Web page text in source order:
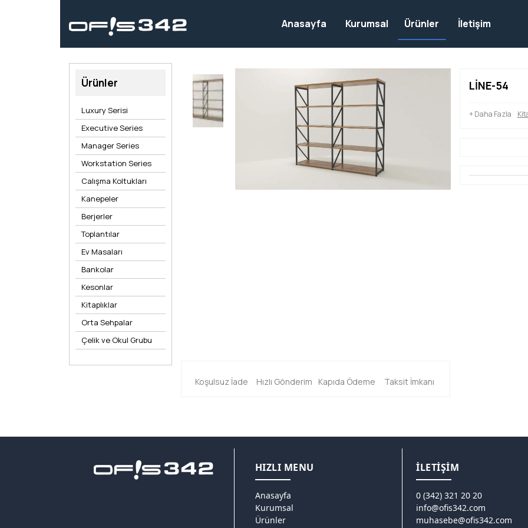
Ürünler
Luxury Serisi
Executive Series
Manager Series
Workstation Series
Calışma Koltukları
Kanepeler
Berjerler
Toplantılar
Ev Masaları
Bankolar
Kesonlar
Kitaplıklar
Orta Sehpalar
Çelik ve Okul Grubu
Koşulsuz İade Hızlı Gönderim Kapıda Ödeme Taksit İmkanı
LİNE-54
+ Daha Fazla
Anasayfa Kurumsal Ürünler İletişim
HIZLI MENU
Anasayfa
Kurumsal
Ürünler
İLETİŞİM
0 (342) 321 20 20
info@ofis342.com
muhasebe@ofis342.com